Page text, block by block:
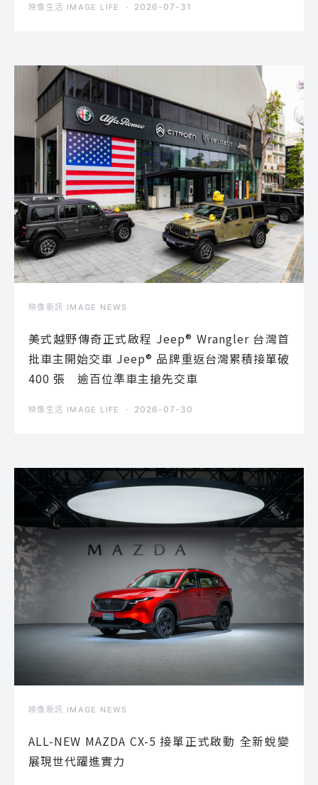
映像生活 IMAGE LIFE 2026-07-31
映像新訊 IMAGE NEWS
美式越野傳奇正式啟程 Jeep® Wrangler 台灣首
批車主開始交車 Jeep® 品牌重返台灣累積接單破
400 張 逾百位準車主搶先交車
映像生活 IMAGE LIFE 2026-07-30
映像新訊 IMAGE NEWS
ALL-NEW MAZDA CX-5 接單正式啟動 全新蛻變
展現世代躍進實力